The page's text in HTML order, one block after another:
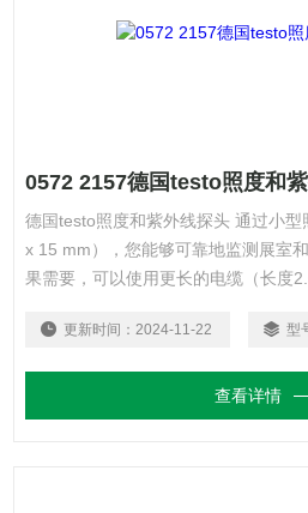
0572 2157德国testo照度和
德国testo照度和紫外线探头 通过小
x 15 mm），您能够可靠地监测展室
果需要，可以使用更长的电缆（长度
10米。更新时间： 2024-11-22 型
查看详情